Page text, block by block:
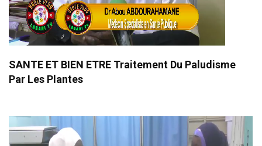
SANTE ET BIEN ETRE Traitement Du Paludisme
Par Les Plantes